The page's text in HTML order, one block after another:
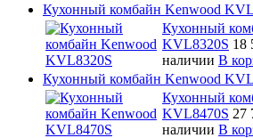
Кухонный комбайн Kenwood
Кухонный
KVL8320S 18
наличии В
Кухонный комбайн Kenwood
Кухонный
KVL8470S 27
наличии В